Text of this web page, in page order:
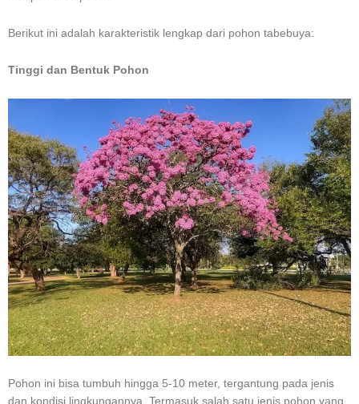
Berikut ini adalah karakteristik lengkap dari pohon tabebuya:
Tinggi dan Bentuk Pohon
Pohon ini bisa tumbuh hingga 5-10 meter, tergantung pada jenis
dan kondisi lingkungannya. Termasuk salah satu jenis pohon yang